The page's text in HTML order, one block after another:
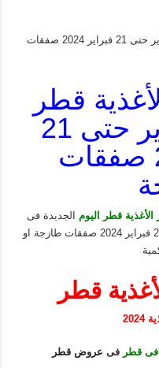
قطر
اليوم 15 فبراير حتى 21
فبراير 2024 صفقات
قطر اليوم
الجديدة فى
صفحة واحدة و ذلك من 15 فبراير حتى 21 فبراير 2024 صفقات طازجة او
قطر
فى قطر فى عروض قطر